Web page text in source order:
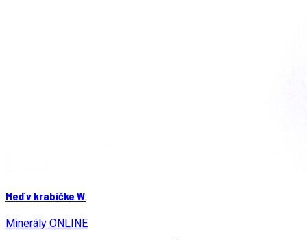
Meď v krabičke W
Minerály ONLINE